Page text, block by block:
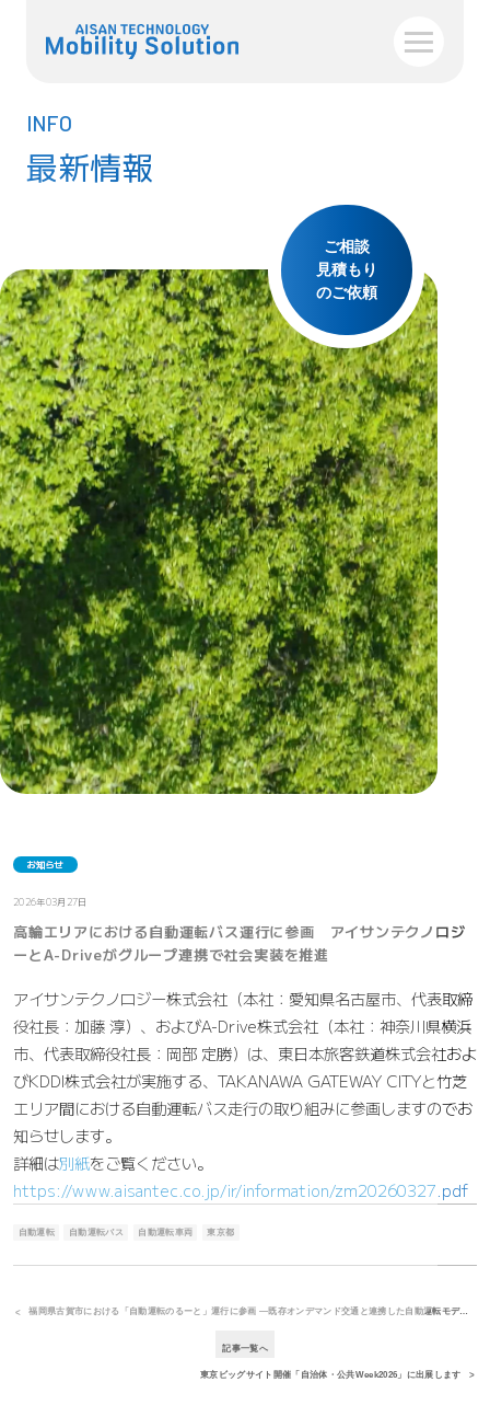
INFO
最新情報
ご相談
見積もり
のご依頼
お知らせ
2026年03月27日
高輪エリアにおける自動運転バス運行に参画 アイサンテクノロジ
ーとA-Driveがグループ連携で社会実装を推進
アイサンテクノロジー株式会社（本社：愛知県名古屋市、代表取締
役社長：加藤 淳）、およびA-Drive株式会社（本社：神奈川県横浜
市、代表取締役社長：岡部 定勝）は、東日本旅客鉄道株式会社およ
びKDDI株式会社が実施する、TAKANAWA GATEWAY CITYと竹芝
エリア間における自動運転バス走行の取り組みに参画しますのでお
知らせします。
詳細は別紙をご覧ください。
https://www.aisantec.co.jp/ir/information/zm20260327.pdf
自動運転 自動運転バス 自動運転車両 東京都
福岡県古賀市における「自動運転のるーと」運行に参画 ―既存オンデマンド交通と連携した自動運転モデル、全国初の取り組み―
記事一覧へ
東京ビッグサイト開催「自治体・公共Week2026」に出展します